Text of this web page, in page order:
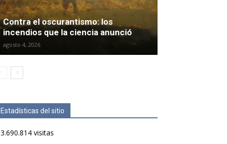
Contra el oscurantismo: los
incendios que la ciencia anunció
agosto 4, 2026
Estadísticas del sitio
3.690.814 visitas